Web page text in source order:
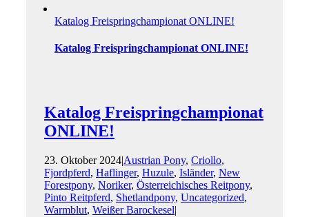
Katalog Freispring­championat ONLINE!
Katalog Freispring­championat ONLINE!
Katalog Freispring­championat
ONLINE!
23. Oktober 2024|Austrian Pony, Criollo,
Fjordpferd, Haflinger, Huzule, Isländer, New
Forestpony, Noriker, Österreichisches Reitpony,
Pinto Reitpferd, Shetlandpony, Uncategorized,
Warmblut, Weißer Barockesel|